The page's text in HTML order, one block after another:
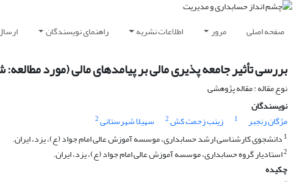
صفحه اصلی مرور اطلاعات نشریه راهنمای نویسندگان
بررسی تأثیر جامعه پذیری مالی بر پیامدهای مالی (مورد
نوع مقاله : مقاله پژوهشی
نویسندگان
مژگان رنجبر
1 زینب زحمت کش2 سهیلا شهرستانی2
1 دانشجوی کارشناسی ارشد حسابداری، موسسه آموزش عالی امام جواد (ع)، یزد، ایران.
2استادیار گروه حسابداری، موسسه آموزش عالی امام جواد (ع)، یزد، ایران.
چکیده